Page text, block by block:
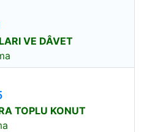
VE DÂVET
TOPLU KONUT